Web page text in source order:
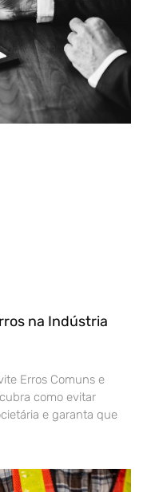
na Indústria
Erros Comuns e
como evitar
e garanta que